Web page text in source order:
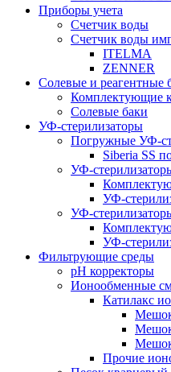
Приборы учета
Счетчик воды
Счетчик воды
ITELMA
ZENNER
Солевые и реагентные
Комплектующие
Солевые баки
УФ-стерилизаторы
Погружные УФ-
Siberia SS
УФ-
УФ-
УФ-
УФ-
Фильтрующие среды
pH корректоры
Ионообменные
Катилакс
Прочие